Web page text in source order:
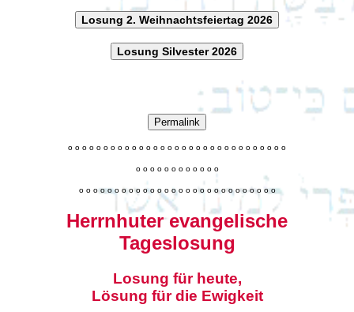
Losung 2. Weihnachtsfeiertag 2026
Losung Silvester 2026
Permalink
o o o o o o o o o o o o o o o o o o o o o o o o o o o o o o o
o o o o o o o o o o o o
o o o o o o o o o o o o o o o o o o o o o o o o o o o o
Herrnhuter evangelische
Tageslosung
Losung für heute,
Lösung für die Ewigkeit